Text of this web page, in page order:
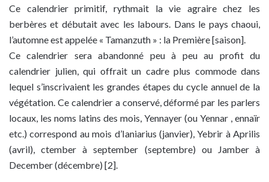
Ce calendrier primitif, rythmait la vie agraire chez les
berbères et débutait avec les labours. Dans le pays chaoui,
l’automne est appelée « Tamanzuth » : la Première [saison].
Ce calendrier sera abandonné peu à peu au profit du
calendrier julien, qui offrait un cadre plus commode dans
lequel s’inscrivaient les grandes étapes du cycle annuel de la
végétation. Ce calendrier a conservé, déformé par les parlers
locaux, les noms latins des mois, Yennayer (ou Yennar , ennaïr
etc.) correspond au mois d’Ianiarius (janvier), Yebrir à Aprilis
(avril), ctember à september (septembre) ou Jamber à
December (décembre) [2].